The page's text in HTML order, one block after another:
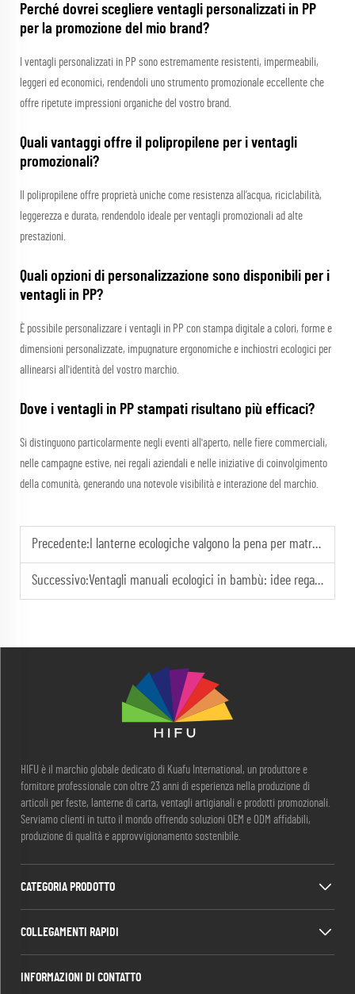
Perché dovrei scegliere ventagli personalizzati in PP
per la promozione del mio brand?
I ventagli personalizzati in PP sono estremamente resistenti, impermeabili,
leggeri ed economici, rendendoli uno strumento promozionale eccellente che
offre ripetute impressioni organiche del vostro brand.
Quali vantaggi offre il polipropilene per i ventagli
promozionali?
Il polipropilene offre proprietà uniche come resistenza all’acqua, riciclabilità,
leggerezza e durata, rendendolo ideale per ventagli promozionali ad alte
prestazioni.
Quali opzioni di personalizzazione sono disponibili per i
ventagli in PP?
È possibile personalizzare i ventagli in PP con stampa digitale a colori, forme e
dimensioni personalizzate, impugnature ergonomiche e inchiostri ecologici per
allinearsi all'identità del vostro marchio.
Dove i ventagli in PP stampati risultano più efficaci?
Si distinguono particolarmente negli eventi all'aperto, nelle fiere commerciali,
nelle campagne estive, nei regali aziendali e nelle iniziative di coinvolgimento
della comunità, generando una notevole visibilità e interazione del marchio.
Precedente: I lanterne ecologiche valgono la pena per matrimoni di grandi dimensioni?
Successivo:Ventagli manuali ecologici in bambù: idee regalo sostenibili per marchi moderni
HIFU è il marchio globale dedicato di Kuafu International, un produttore e
fornitore professionale con oltre 23 anni di esperienza nella produzione di
articoli per feste, lanterne di carta, ventagli artigianali e prodotti promozionali.
Serviamo clienti in tutto il mondo offrendo soluzioni OEM e ODM affidabili,
produzione di qualità e approvvigionamento sostenibile.
CATEGORIA PRODOTTO
COLLEGAMENTI RAPIDI
INFORMAZIONI DI CONTATTO